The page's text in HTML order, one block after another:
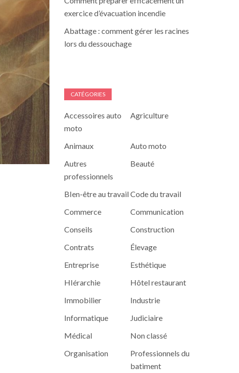
exercice d’évacuation incendie
Abattage : comment gérer les racines
lors du dessouchage
CATÉGORIES
Accessoires auto
moto
Agriculture
Animaux
Auto moto
Autres
professionnels
Beauté
BIen-être au travailCode du travail
Commerce
Communication
Conseils
Construction
Contrats
Élevage
Entreprise
Esthétique
HIérarchie
Hôtel restaurant
Immobilier
Industrie
Informatique
Judiciaire
Médical
Non classé
Organisation
Professionnels du
batiment